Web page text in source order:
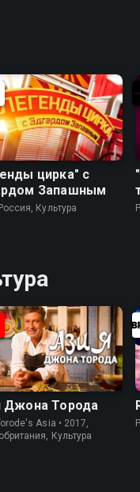
цирка" с
Запашным
Культура
Джона Торода
Asia • 2017,
Культура